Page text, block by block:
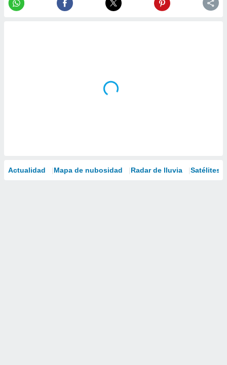
Actualidad Mapa de nubosidad Radar de lluvia Satélites